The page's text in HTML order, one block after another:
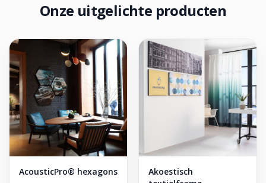
Onze uitgelichte producten
AcousticPro® hexagons
Akoestisch